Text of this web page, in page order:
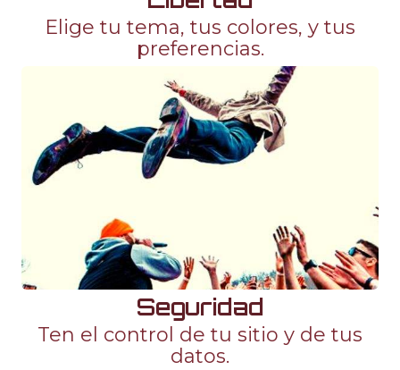
Elige tu tema, tus colores, y tus
preferencias.
Seguridad
Ten el control de tu sitio y de tus
datos.